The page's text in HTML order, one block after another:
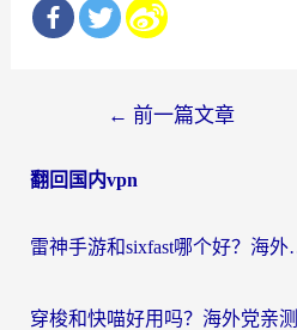
导
← 前一篇文章
翻回国内vpn
雷神手游和sixfast哪个